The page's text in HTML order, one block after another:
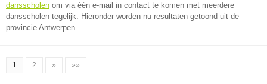
dansscholen om via één e-mail in contact te komen met meerdere
dansscholen tegelijk. Hieronder worden nu resultaten getoond uit de
provincie Antwerpen.
1 2 » »»